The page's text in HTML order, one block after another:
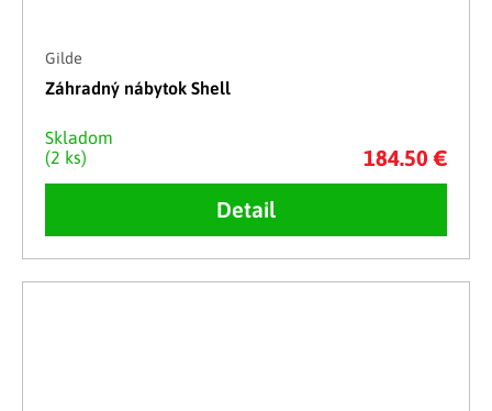
Gilde
Záhradný nábytok Shell
Skladom
(2 ks)
184.50 €
Detail